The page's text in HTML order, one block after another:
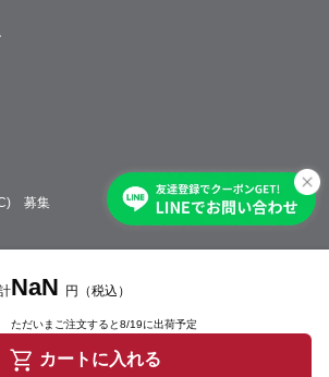
NaN 円 （税込）
ただいまご注文すると8/19に出荷予定
カートに入れる
募集
特定商取引法について
© JUST CURTAIN